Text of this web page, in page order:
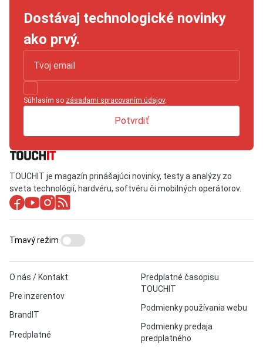
Dostávaj technologické novinky
ako prvý.
Súhlasím so zásadami spracovaním údajov.
Potvrdiť
TOUCHIT je magazín prinášajúci novinky, testy a analýzy zo
sveta technológií, hardvéru, softvéru či mobilných operátorov.
O nás / Kontakt
Pre inzerentov
BrandIT
Predplatné
Predplatné časopisu
TOUCHIT
Podmienky používania webu
Podmienky predaja
predplatného
Tmavý režim